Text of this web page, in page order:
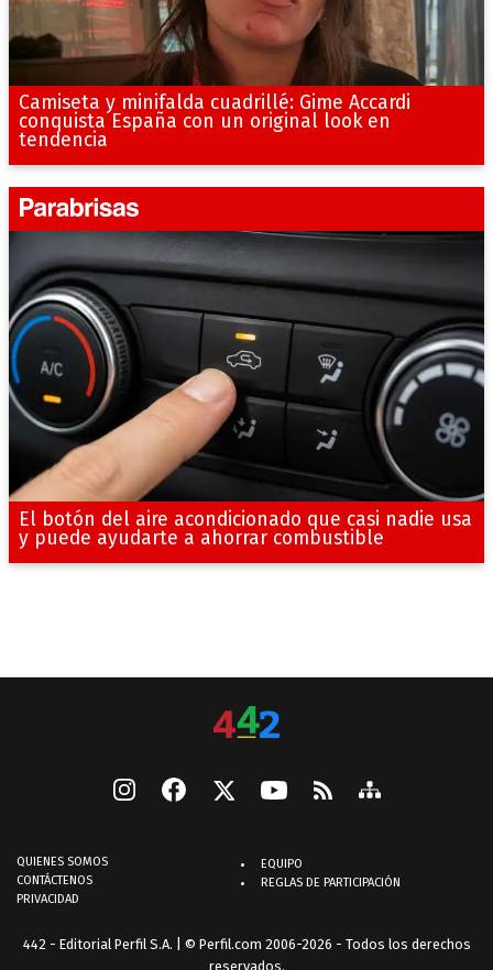
Camiseta y minifalda cuadrillé: Gime Accardi
conquista España con un original look en
tendencia
El botón del aire acondicionado que casi nadie usa
y puede ayudarte a ahorrar combustible
QUIENES SOMOS
CONTÁCTENOS
PRIVACIDAD
EQUIPO
REGLAS DE PARTICIPACIÓN
442 - Editorial Perfil S.A. | © Perfil.com 2006-2026 - Todos los derechos
reservados.